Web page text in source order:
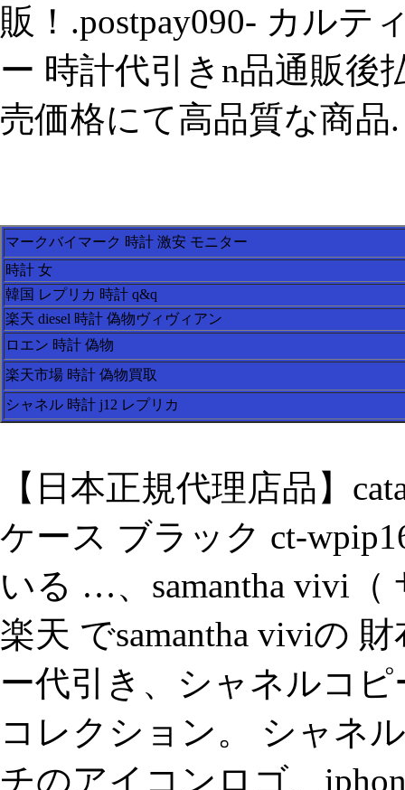
販！.postpay090- カルテ
ー 時計代引きn品通販後
売価格にて高品質な商品.
マークバイマーク 時計 激安 モニター
時計 女
韓国 レプリカ 時計 q&q
楽天 diesel 時計 偽物ヴィヴィアン
ロエン 時計 偽物
楽天市場 時計 偽物買取
シャネル 時計 j12 レプリカ
【日本正規代理店品】
ケース ブラック ct-
いる …、samantha vivi
楽天 でsamantha viviの
ー代引き、シャネルコピ
コレクション。 シャネ
チのアイコンロゴ、